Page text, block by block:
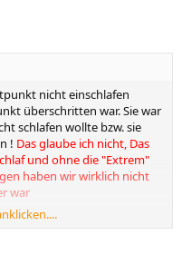
nicht einschlafen
überschritten war. Sie war
schlafen wollte bzw. sie
! Das glaube ich nicht, Das
und ohne die "Extrem"
haben wir wirklich nicht
war
sie denn um 18.30 Uhr